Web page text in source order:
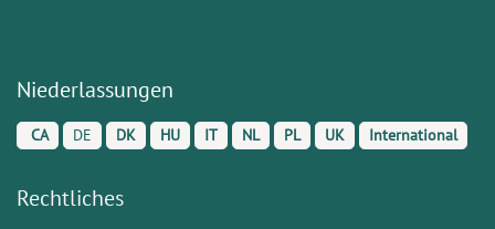
Niederlassungen
CA DE DK HU IT NL PL UK International
Rechtliches